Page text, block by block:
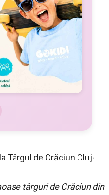
Târgul de Crăciun Cluj-
târguri de Crăciun din